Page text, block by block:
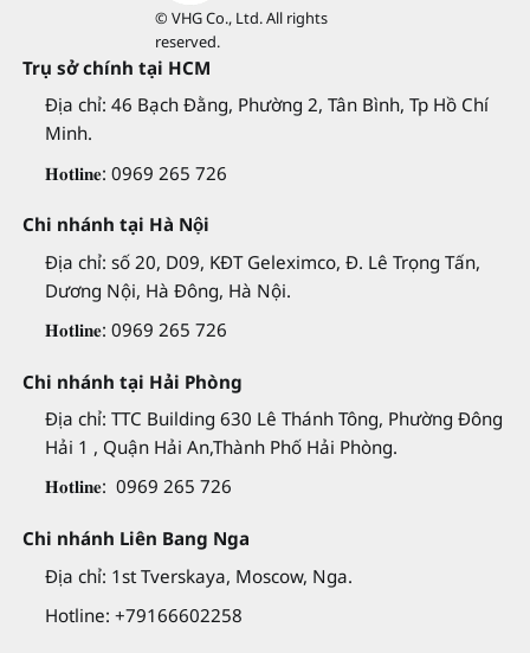
© VHG Co., Ltd. All rights
reserved.
Trụ sở chính tại HCM
Địa chỉ: 46 Bạch Đằng, Phường 2, Tân Bình, Tp Hồ Chí
Minh.
𝐇𝐨𝐭𝐥𝐢𝐧𝐞: 0969 265 726
Chi nhánh tại Hà Nội
Địa chỉ: số 20, D09, KĐT Geleximco, Đ. Lê Trọng Tấn,
Dương Nội, Hà Đông, Hà Nội.
𝐇𝐨𝐭𝐥𝐢𝐧𝐞: 0969 265 726
Chi nhánh tại Hải Phòng
Địa chỉ: TTC Building 630 Lê Thánh Tông, Phường Đông
Hải 1 , Quận Hải An,Thành Phố Hải Phòng.
𝐇𝐨𝐭𝐥𝐢𝐧𝐞: 0969 265 726
Chi nhánh Liên Bang Nga
Địa chỉ: 1st Tverskaya, Moscow, Nga.
Hotline: +79166602258